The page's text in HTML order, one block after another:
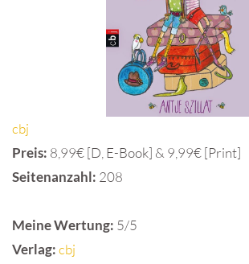
cbj
Preis: 8,99€ [D, E-Book] & 9,99€ [Print]
Seitenanzahl: 208
Meine Wertung: 5/5
Verlag:cbj